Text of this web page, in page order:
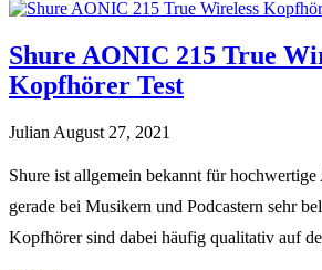
Shure AONIC 215 True
Kopfhörer Test
Julian August 27, 2021
Shure ist allgemein bekannt für
gerade bei Musikern und Podcastern sehr
Kopfhörer sind dabei häufig qualitativ auf